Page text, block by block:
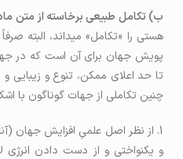
ب) تکامل طبیعی برخاسته از متن
هستی را «تکامل» می­داند، البته
پویش جهان برای آن است که در
تا حد اعلای ممکن، تنوع و زیبایی
چنین تکاملی از جهات گوناگون با
1. از نظر اصل علمیِ افزایش جهان
و یکنواختی و از دست دادن انرژی